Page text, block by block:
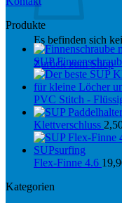
Es befinden sich
Zurück zum Shop
Produkte
SUP
PVC Stitch -
Klettverschluss
Flex-Finne 4.6
Kategorien